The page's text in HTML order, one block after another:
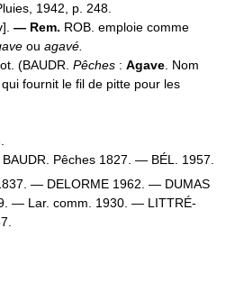
1942, p. 248.
— Rem. ROB. emploie comme
ou agavé.
(BAUDR. Pêches : Agave . Nom
fournit le fil de pitte pour les
Pêches 1827. — BÉL. 1957.
— DELORME 1962. — DUMAS
— Lar. comm. 1930. — LITTRÉ-